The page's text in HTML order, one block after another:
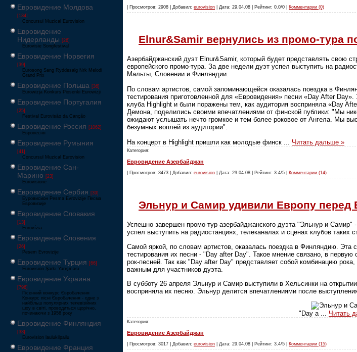
Евровидение Молдова
[134]
Concursul Muzical Eurovision
Евровидение
Нидерланды [26]
Eurovisie Songfestival
Евровидение Норвегия
[39]
Eurosong Sang Ryddesalg Nrk Melodi
Grand Prix
Евровидение Польша [36]
Eurowizja Konkurs Piosenki Eurowizji
Евровидение Португалия
[25]
Festival Eurovisão da Canção
Евровидение Россия [1062]
Европесня
Евровидение Румыния
[41]
Concursul Muzical Eurovision
Евровидение Сан-
Марино [23]
Eurovisione
Евровидение Сербия [39]
Еуровисион Pesma Evrovizije Песма
Евровизије
Евровидение Словакия
[13]
Eurovízia
Евровидение Словения
[26]
Pesem Evrovizije
Евровидение Турция [66]
Eurovision Şarkı Yarışması
Евровидение Украина
[796]
Пісенний конкурс Євробачення
Конкурс пісні Євробачення - одне з
найбільш популярних телевізійних
шоу в світі, проводиться щорічно,
починаючи з 1956 року
Евровидение Финляндия
[33]
Eurovision laulukilpailu
Евровидение Франция
| Просмотров: 2908 | Добавил: eurovision | Дата: 29.04.08 | Рейтинг: 0.0/0 | Комментарии (0)
Elnur&Samir вернулись из промо-тура
Азербайджанский дуэт Elnur&Samir, который будет представлять свою
европейского промо-тура. За две недели дуэт успел выступить на
Мальты, Словении и Финляндии.
По словам артистов, самой запоминающейся оказалась поездка в
тестирования приготовленной для «Евровидения» песни «Day After
клуба Highlight и были поражены тем, как аудитория восприняла «Day
Демона, поделились своими впечатлениями от финской публики: "Мы
ожидают услышать нечто громкое и тем более роковое от Ангела. Мы
безумных воплей из аудитории".
На концерт в Highlight пришли как молодые финск ... Читать дальше »
Категория:
Евровидение Азербайджан
| Просмотров: 3473 | Добавил: eurovision | Дата: 29.04.08 | Рейтинг: 3.4/5 | Комментарии (14)
Эльнур и Самир удивили Европу перед
Успешно завершен промо-тур азербайджанского дуэта "Эльнур и Самир"
успел выступить на радиостанциях, телеканалах и сценах клубов
Самой яркой, по словам артистов, оказалась поездка в Финляндию. Эта
тестирования их песни - "Day after Day". Такое мнение связано, в
рок-песней. Так как "Day after Day" представляет собой комбинацию
важным для участников дуэта.
В субботу 26 апреля Эльнур и Самир выступили в Хельсинки на
восприняла их песню. Эльнур делится впечатлениями после
"Day a ... Читать
Категория:
Евровидение Азербайджан
| Просмотров: 3017 | Добавил: eurovision | Дата: 29.04.08 | Рейтинг: 3.4/5 | Комментарии (15)